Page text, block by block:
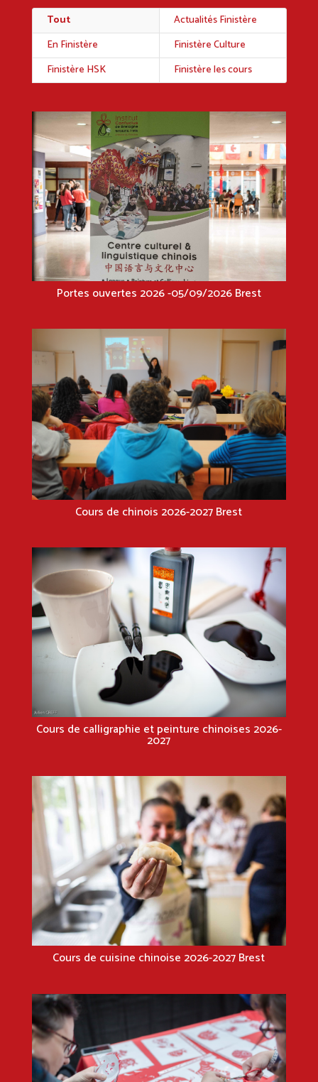
Tout
Actualités Finistère
En Finistère
Finistère Culture
Finistère HSK
Finistère les cours
Portes ouvertes 2026 -05/09/2026 Brest
Cours de chinois 2026-2027 Brest
Cours de calligraphie et peinture chinoises 2026-
2027
Cours de cuisine chinoise 2026-2027 Brest